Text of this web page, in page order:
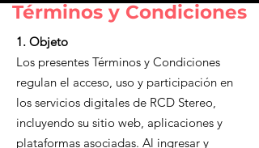
Términos y Condiciones
1. Objeto
Los presentes Términos y Condiciones
regulan el acceso, uso y participación en
los servicios digitales de RCD Stereo,
incluyendo su sitio web, aplicaciones y
plataformas asociadas. Al ingresar y